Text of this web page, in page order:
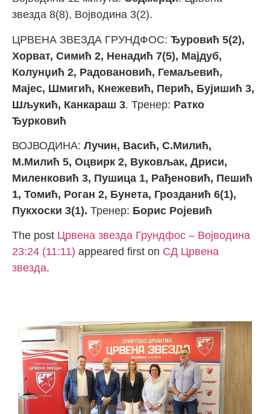
звезда 8(8), Војводина 3(2).
ЦРВЕНА ЗВЕЗДА ГРУНДФОС: Ђуровић 5(2),
Хорват, Симић 2, Ненадић 7(5), Мајдуб,
Колунџић 2, Радовановић, Гемаљевић,
Мајес, Шмигић, Кнежевић, Перић, Бујишић 3,
Шљукић, Канкараш 3. Тренер: Ратко
Ђурковић
ВОЈВОДИНА: Лучин, Васић, С.Милић,
М.Милић 5, Оцвирк 2, Вуковљак, Дриси,
Миленковић 3, Пушица 1, Рађеновић, Пешић
1, Томић, Роган 2, Бунета, Грозданић 6(1),
Пукхоски 3(1). Тренер: Борис Ројевић
The post Црвена звезда Грундфос – Војводина
23:24 (11:11) appeared first on СД Црвена
звезда.